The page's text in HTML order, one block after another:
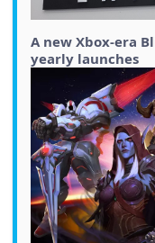
A new Xbox-era
yearly launches